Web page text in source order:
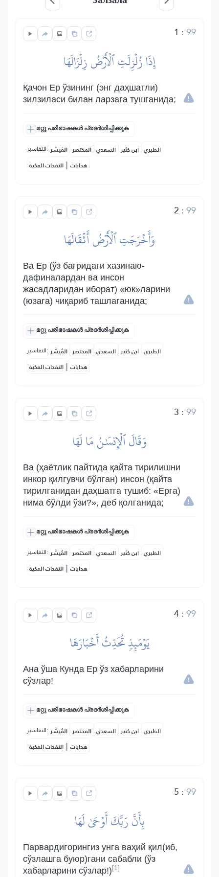
1 :99
إِذَا زُلۡزِلَتِ ٱلۡأَرۡضُ زِلۡزَالَهَا
Қачон Ер ўзининг (энг даҳшатли)
зилзиласи билан ларзага тушганида;
മറ്റു പരിഭാഷകൾ പ്രദർശിപ്പിക്കുക
التفاسير: المُيسَّر المختصر السعدي ابن كثير الطبري
النفحات المكية | هدايات
2 :99
وَأَخۡرَجَتِ ٱلۡأَرۡضُ أَثۡقَالَهَا
Ва Ер (ўз бағридаги хазинаю-
дафиналардан ва инсон
жасадларидан иборат) «юк»ларини
(юзага) чиқариб ташлаганида;
മറ്റു പരിഭാഷകൾ പ്രദർശിപ്പിക്കുക
التفاسير: المُيسَّر المختصر السعدي ابن كثير الطبري
النفحات المكية | هدايات
3 :99
وَقَالَ ٱلۡإِنسَٰنُ مَا لَهَا
Ва (ҳаётлик пайтида қайта тирилишни
инкор қилгувчи бўлган) инсон (қайта
тирилганидан даҳшатга тушиб: «Ерга)
нима бўлди ўзи?», деб қолганида;
മറ്റു പരിഭാഷകൾ പ്രദർശിപ്പിക്കുക
التفاسير: المُيسَّر المختصر السعدي ابن كثير الطبري
النفحات المكية | هدايات
4:99
يَوۡمَئِذٖ تُحَدِّثُ أَخۡبَارَهَا
Ана ўша Кунда Ер ўз хабарларини
сўзлар!
മറ്റു പരിഭാഷകൾ പ്രദർശിപ്പിക്കുക
التفاسير: المُيسَّر المختصر السعدي ابن كثير الطبري
النفحات المكية | هدايات
5 :99
بِأَنَّ رَبَّكَ أَوۡحَىٰ لَهَا
Парвардигорингиз унга ваҳий қил(иб,
сўзлашга буюр)гани сабабли (ўз
хабарларини сўзлар!) [1]